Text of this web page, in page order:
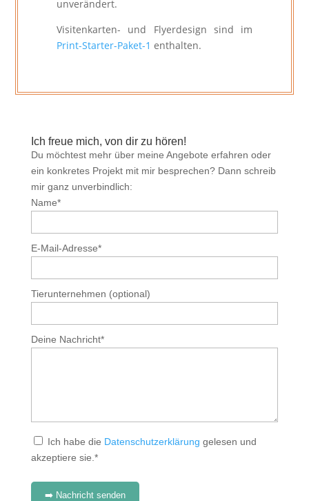
unverändert.
Visitenkarten- und Flyerdesign sind im
Print-Starter-Paket-1 enthalten.
Ich freue mich, von dir zu hören!
Du möchtest mehr über meine Angebote erfahren oder
ein konkretes Projekt mit mir besprechen? Dann schreib
mir ganz unverbindlich:
Name*
E-Mail-Adresse*
Tierunternehmen (optional)
Deine Nachricht*
Ich habe die Datenschutzerklärung gelesen und
akzeptiere sie.*
➡️ Nachricht senden